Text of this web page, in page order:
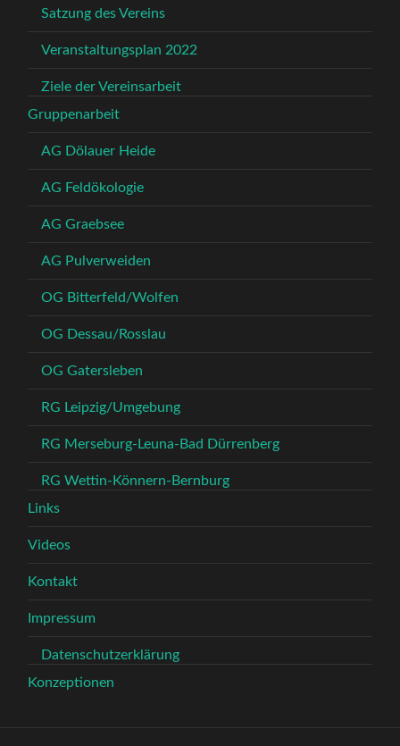
Satzung des Vereins
Veranstaltungsplan 2022
Ziele der Vereinsarbeit
Gruppenarbeit
AG Dölauer Heide
AG Feldökologie
AG Graebsee
AG Pulverweiden
OG Bitterfeld/Wolfen
OG Dessau/Rosslau
OG Gatersleben
RG Leipzig/Umgebung
RG Merseburg-Leuna-Bad Dürrenberg
RG Wettin-Könnern-Bernburg
Links
Videos
Kontakt
Impressum
Datenschutzerklärung
Konzeptionen